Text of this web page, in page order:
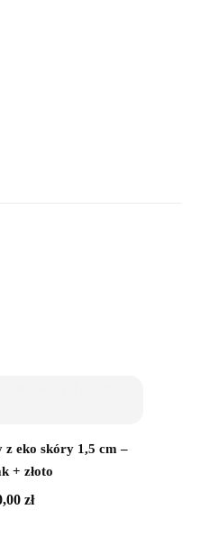
z eko skóry 1,5 cm –
+ złoto
zł